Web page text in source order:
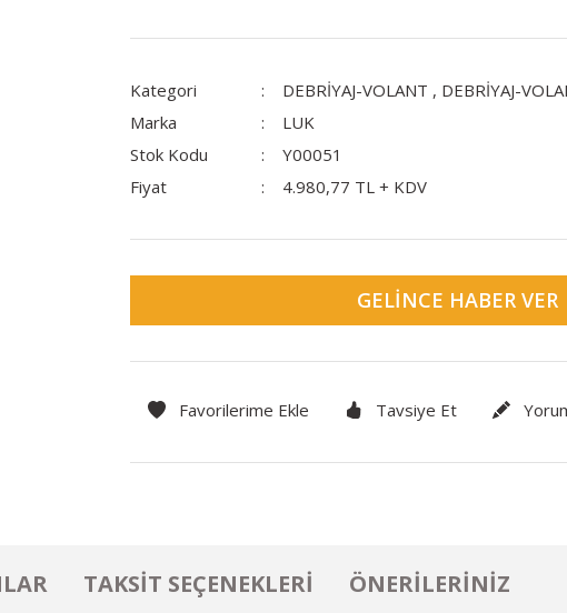
Kategori DEBRİYAJ-VOLANT , DEBRİYAJ-
Marka
LUK
Stok Kodu
Y00051
Fiyat
4.980,77 TL + KDV
GELINCE HABER VER
Tavsiye Et
TAKSIT SEÇENEKLERI ÖNERILERINIZ